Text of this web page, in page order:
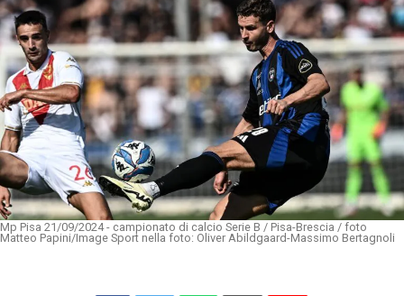
Mp Pisa 21/09/2024 - campionato di calcio Serie B / Pisa-Brescia / foto
Matteo Papini/Image Sport nella foto: Oliver Abildgaard-Massimo Bertagnoli